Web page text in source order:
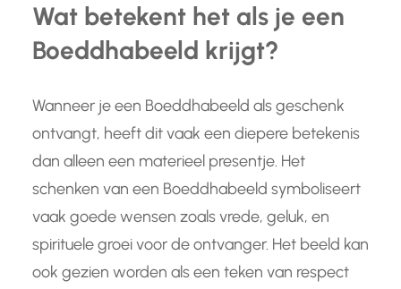
Wat betekent het als je een
Boeddhabeeld krijgt?
Wanneer je een Boeddhabeeld als geschenk
ontvangt, heeft dit vaak een diepere betekenis
dan alleen een materieel presentje. Het
schenken van een Boeddhabeeld symboliseert
vaak goede wensen zoals vrede, geluk, en
spirituele groei voor de ontvanger. Het beeld kan
ook gezien worden als een teken van respect